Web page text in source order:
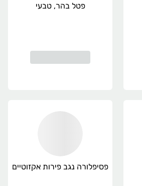
פטל בהר, טבעי
פסיפלורה נגב פירות אקזוטיים